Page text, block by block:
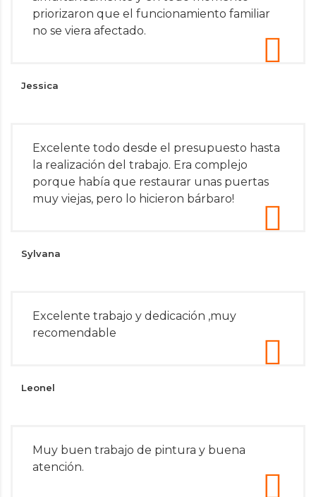
priorizaron que el funcionamiento familiar
no se viera afectado.
Jessica
Excelente todo desde el presupuesto hasta
la realización del trabajo. Era complejo
porque había que restaurar unas puertas
muy viejas, pero lo hicieron bárbaro!
Sylvana
Excelente trabajo y dedicación ,muy
recomendable
Leonel
Muy buen trabajo de pintura y buena
atención.